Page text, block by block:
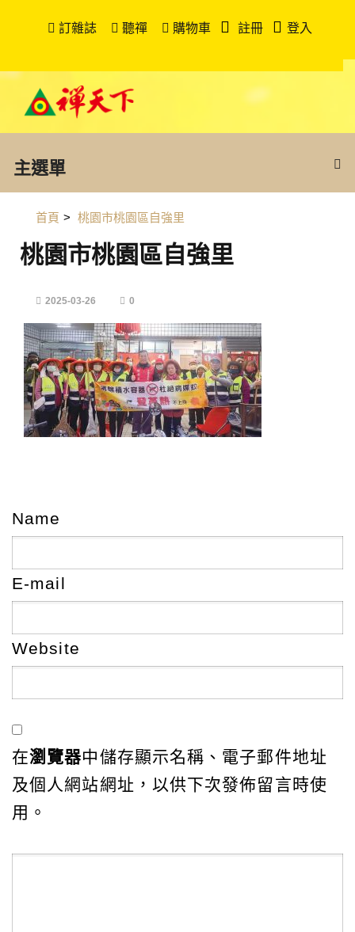
訂雜誌 聽禪 購物車 註冊 登入
主選單
首頁 > 桃園市桃園區自強里
桃園市桃園區自強里
2025-03-26 0
Name
E-mail
Website
在瀏覽器中儲存顯示名稱、電子郵件地址
及個人網站網址，以供下次發佈留言時使
用。